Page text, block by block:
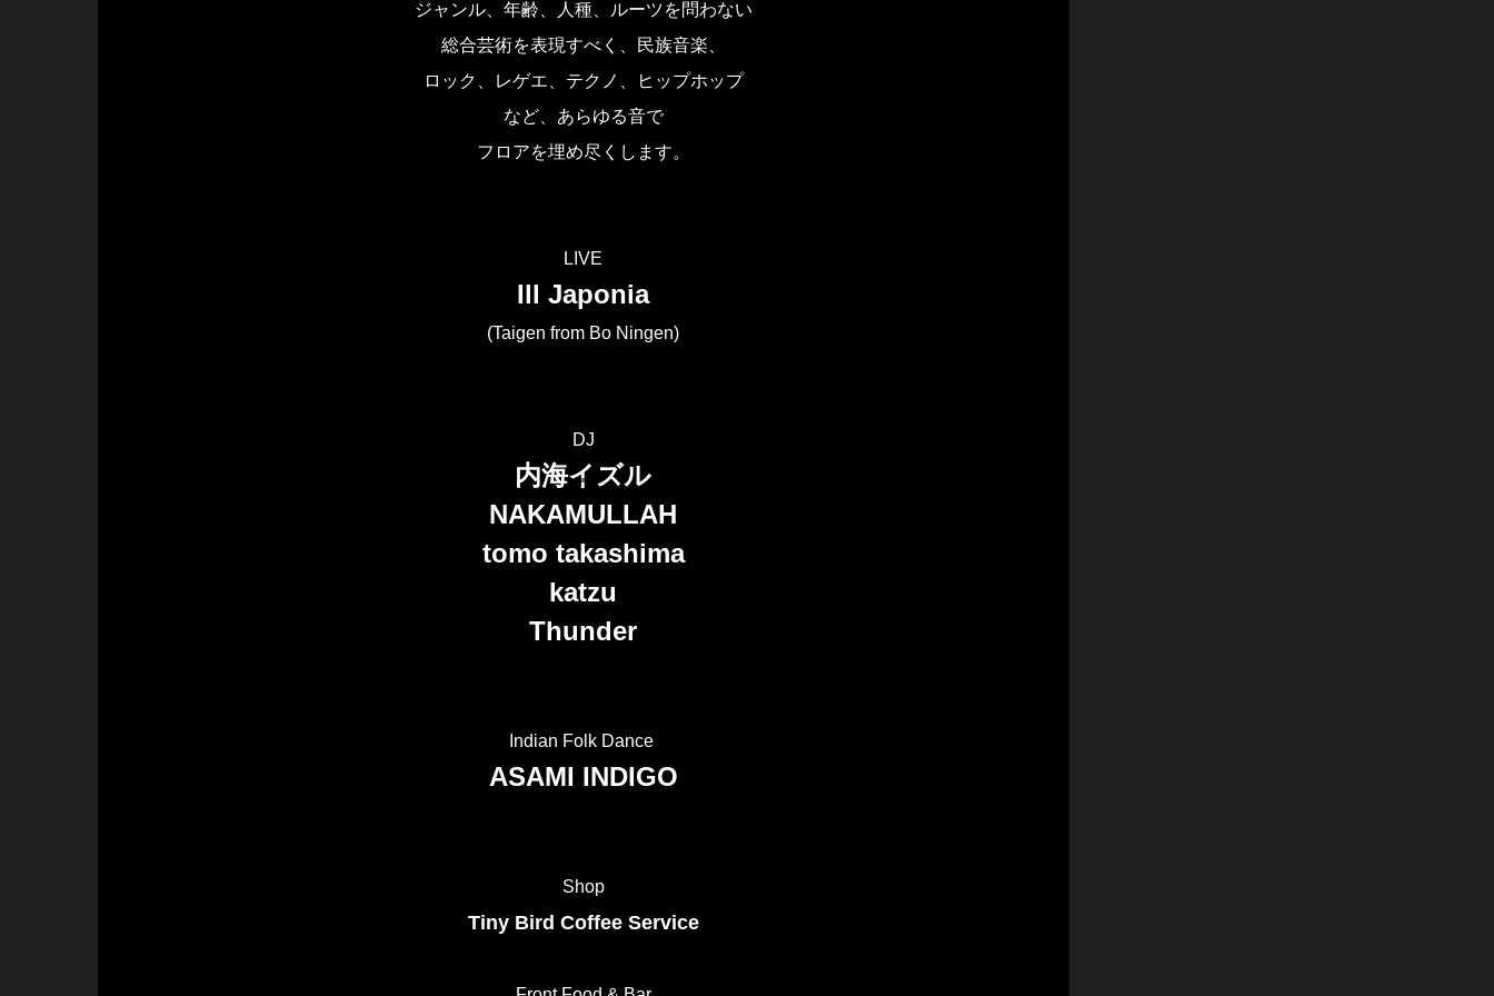
ジャンル、年齢、人種、ルーツを問わない
総合芸術を表現すべく、民族音楽、
ロック、レゲエ、テクノ、ヒップホップ
など、あらゆる音で
フロアを埋め尽くします。
LIVE
Ill Japonia
(Taigen from Bo Ningen)
DJ
内海イズル
NAKAMULLAH
tomo takashima
katzu
Thunder
Indian Folk Dance
ASAMI INDIGO
Shop
Tiny Bird Coffee Service